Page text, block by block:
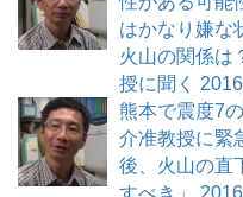
はかなり嫌
火山の関係は
授に聞く
熊本で震度7
介准教授に緊
後、火山の直